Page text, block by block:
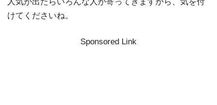
けてくださいね。
Sponsored Link